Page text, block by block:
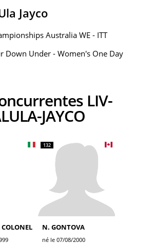
Jayco
Australia WE - ITT
Down Under - Women's One Day
JAYCO
132
N. GONTOVA
né le 07/08/2000